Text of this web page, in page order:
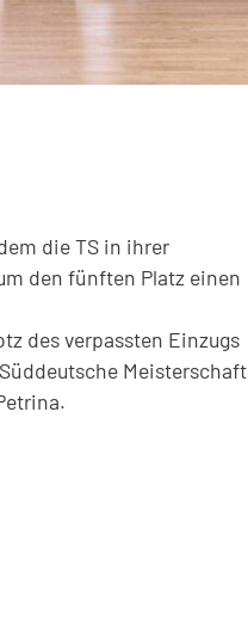
die TS in ihrer
den fünften Platz einen
des verpassten Einzugs
Meisterschaft